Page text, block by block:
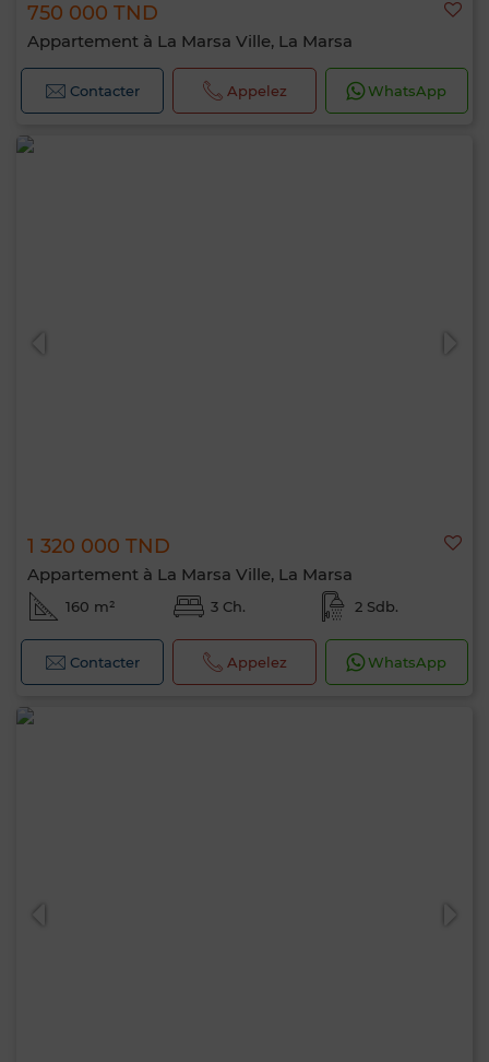
750 000 TND
Appartement à La Marsa Ville, La Marsa
Contacter Appelez WhatsApp
1 320 000 TND
Appartement à La Marsa Ville, La Marsa
160 m² 3 Ch. 2 Sdb.
Contacter Appelez WhatsApp